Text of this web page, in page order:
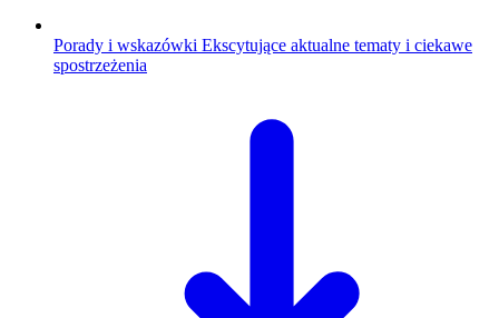
Porady i wskazówki Ekscytujące aktualne tematy i ciekawe
spostrzeżenia